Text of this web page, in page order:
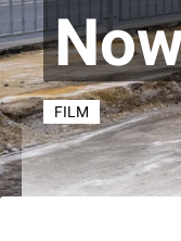
FILM